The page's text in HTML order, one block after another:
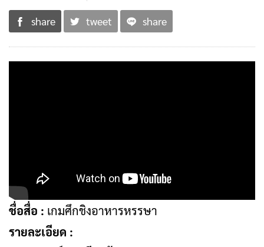
share tweet share
ชื่อสื่อ : เกมศึกชิงอาหารหรรษา
รายละเอียด :